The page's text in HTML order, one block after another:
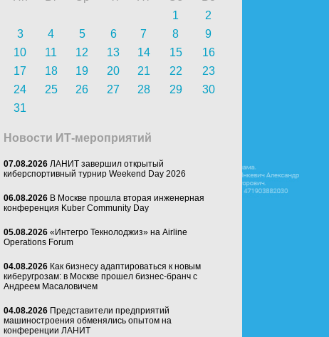
1
2
3
4 5 6 7 8
9
10
11 12 13 14 15
16
17
18 19 20 21 22
23
24
25 26 27 28 29
30
31
Новости ИТ-мероприятий
07.08.2026 ЛАНИТ завершил открытый
киберспортивный турнир Weekend Day 2026
06.08.2026 В Москве прошла вторая инженерная
конференция Kuber Community Day
05.08.2026 «Интегро Текнолоджиз» на Airline
Operations Forum
04.08.2026 Как бизнесу адаптироваться к новым
киберугрозам: в Москве прошел бизнес-бранч с
Андреем Масаловичем
04.08.2026 Представители предприятий
машиностроения обменялись опытом на
конференции ЛАНИТ